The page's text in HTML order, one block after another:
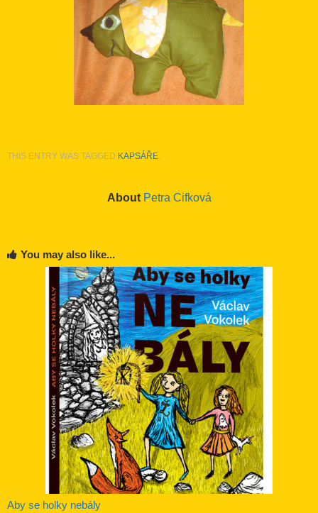
THIS ENTRY WAS TAGGED KAPSÁŘE
About Petra Cifková
You may also like...
Aby se holky nebály